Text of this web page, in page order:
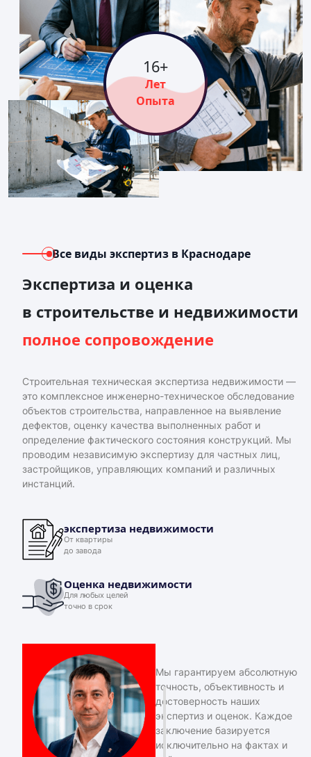
16+
Лет
Опыта
Все виды экспертиз в Краснодаре
Экспертиза и оценка
в строительстве и недвижимости
полное сопровождение
Строительная техническая экспертиза недвижимости —
это комплексное инженерно-техническое обследование
объектов строительства, направленное на выявление
дефектов, оценку качества выполненных работ и
определение фактического состояния конструкций. Мы
проводим независимую экспертизу для частных лиц,
застройщиков, управляющих компаний и различных
инстанций.
экспертиза недвижимости
От квартиры
до завода
Оценка недвижимости
Для любых целей
точно в срок
Мы гарантируем абсолютную
точность, объективность и
достоверность наших
экспертиз и оценок. Каждое
заключение базируется
исключительно на фактах и